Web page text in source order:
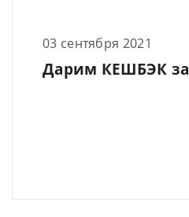
03 сентября 2021
Дарим КЕШБЭК